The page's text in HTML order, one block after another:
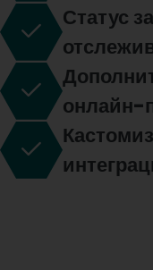
Статус
онлайн-